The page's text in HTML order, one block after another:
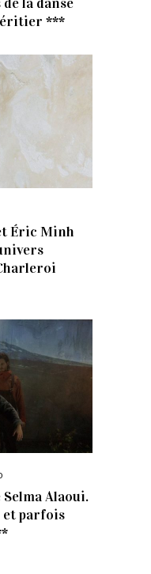
***
Éric Minh
Alaoui.
et parfois